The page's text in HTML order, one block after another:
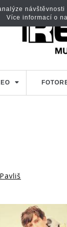
Více informací o